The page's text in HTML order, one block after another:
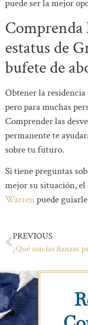
puede ser la mejor
Comprenda
estatus de
bufete de
Obtener la
pero para muchas
Comprender las
permanente te
sobre tu futuro.
Si tiene preguntas
mejor su situación, el
Warrenpuede
PREVIOUS